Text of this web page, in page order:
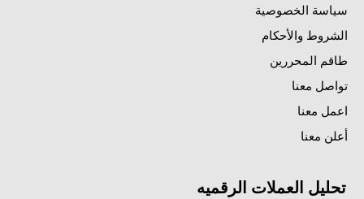
سياسة الخصوصية
الشروط والأحكام
طاقم المحررين
تواصل معنا
اعمل معنا
أعلن معنا
تحليل العملات الرقميه